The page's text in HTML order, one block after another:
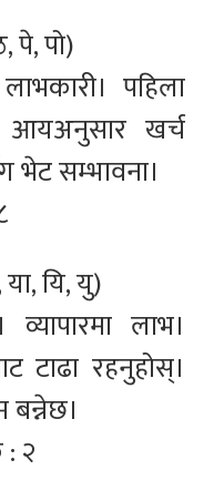
पे, पो)
पहिला
आयअनुसार खर्च
भेट सम्भावना।
यि, यु)
लाभ।
टाढा रहनुहोस्।
२